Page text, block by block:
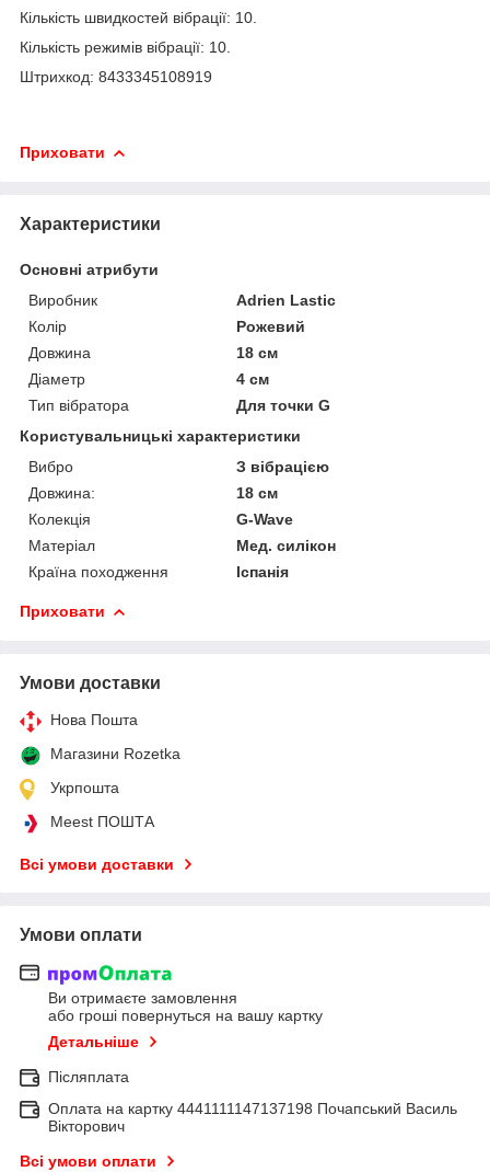
Кількість швидкостей вібрації: 10.
Кількість режимів вібрації: 10.
Штрихкод: 8433345108919
Приховати
Характеристики
Основні атрибути
Виробник
Adrien Lastic
Колір
Рожевий
Довжина
18 см
Діаметр
4 см
Тип вібратора
Для точки G
Користувальницькі характеристики
Вибро
З вібрацією
Довжина:
18 см
Колекція
G-Wave
Матеріал
Мед. силікон
Країна походження
Іспанія
Приховати
Умови доставки
Нова Пошта
Магазини Rozetka
Укрпошта
Meest ПОШТА
Всі умови доставки
Умови оплати
Ви отримаєте замовлення
або гроші повернуться на вашу картку
Детальніше
Післяплата
Оплата на картку 4441111147137198 Почапський Василь
Вікторович
Всі умови оплати